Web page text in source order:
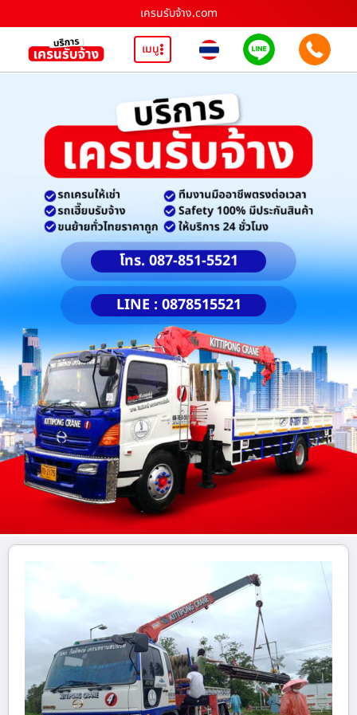
เครนรับจ้าง.com
เมนู
โทร. 087-851-5521
LINE : 0878515521